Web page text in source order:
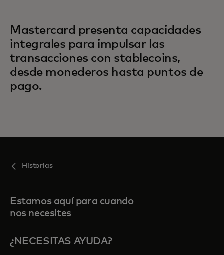
Mastercard presenta capacidades
integrales para impulsar las
transacciones con stablecoins,
desde monederos hasta puntos de
pago.
Historias
Estamos aquí para cuando
nos necesites
¿NECESITAS AYUDA?